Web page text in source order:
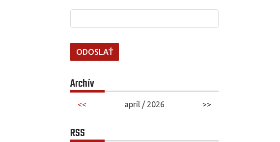
Archív
<< apríl / 2026 >>
RSS